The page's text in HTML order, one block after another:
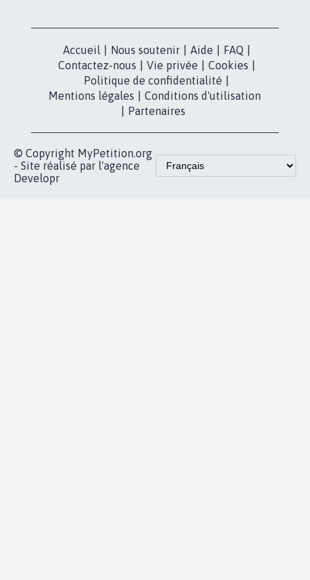
Accueil Nous soutenir Aide FAQ
Contactez-nous
Vie privée Cookies
Politique de confidentialité
Mentions légales
Conditions d'utilisation
Partenaires
© Copyright MyPetition.org
- Site réalisé par l'agence
Developr